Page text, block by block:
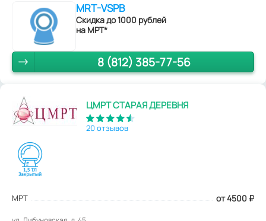
MRT-VSPB
Скидка до 1000 рублей
на МРТ*
8 (812) 385-77-56
ЦМРТ СТАРАЯ ДЕРЕВНЯ
20 отзывов
МРТ от 4500 ₽